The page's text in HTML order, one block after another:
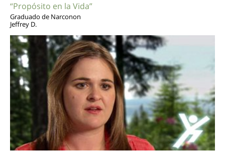
“Propósito en la Vida”
Graduado de Narconon
Jeffrey D.